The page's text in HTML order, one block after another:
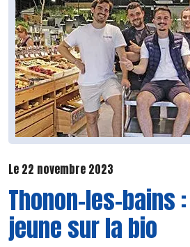
Le 22 novembre 2023
Thonon-les-bains
jeune sur la bio